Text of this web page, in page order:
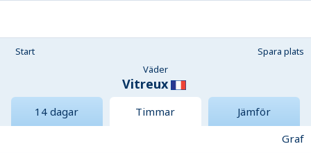
Start
Spara plats
Väder
Vitreux
14 dagar Timmar
Jämför
Graf